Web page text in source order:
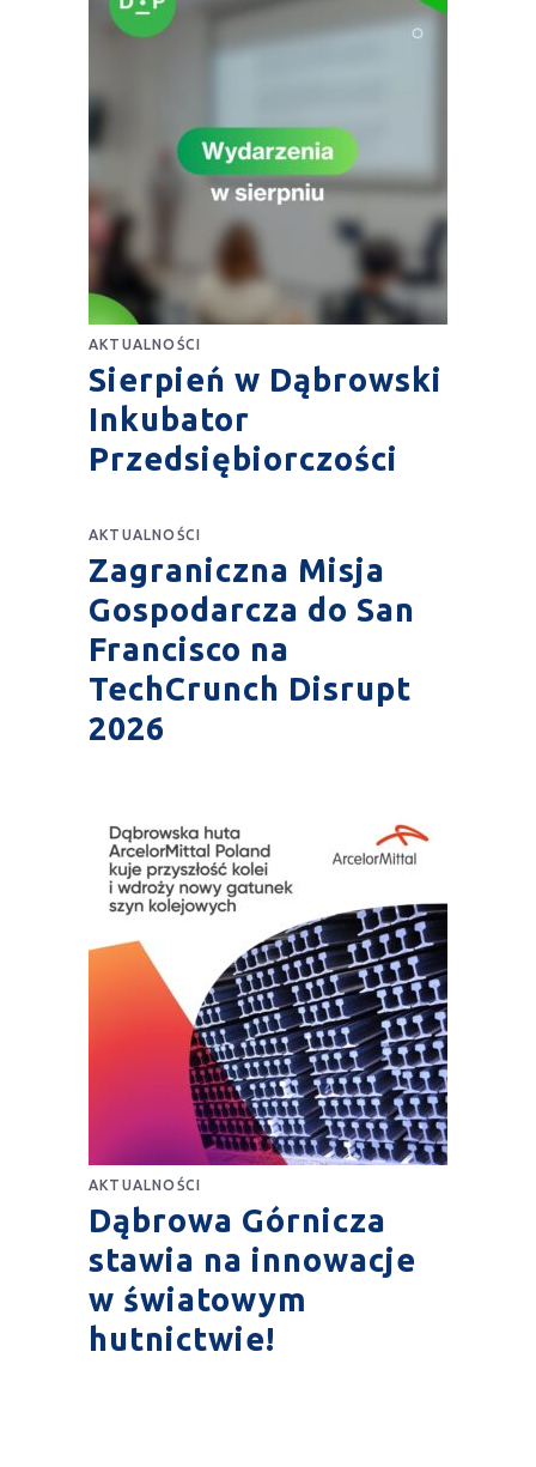
AKTUALNOŚCI
Sierpień w Dąbrowski
Inkubator
Przedsiębiorczości
AKTUALNOŚCI
Zagraniczna Misja
Gospodarcza do San
Francisco na
TechCrunch Disrupt
2026
AKTUALNOŚCI
Dąbrowa Górnicza
stawia na innowacje
w światowym
hutnictwie!